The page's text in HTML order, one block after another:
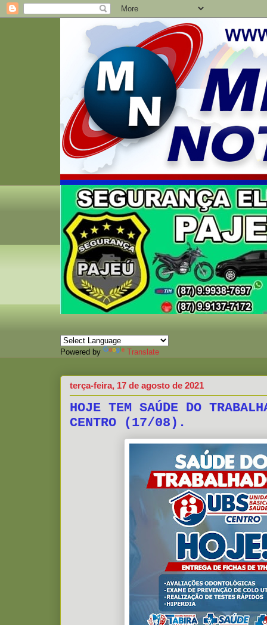
Powered by Translate
terça-feira, 17 de agosto de 2021
HOJE TEM SAÚDE DO
CENTRO (17/08).